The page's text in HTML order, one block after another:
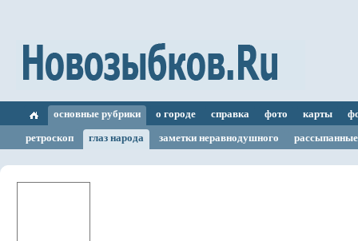
основные рубрики о городе справка фото карты
ретроскоп
глаз народа заметки неравнодушного